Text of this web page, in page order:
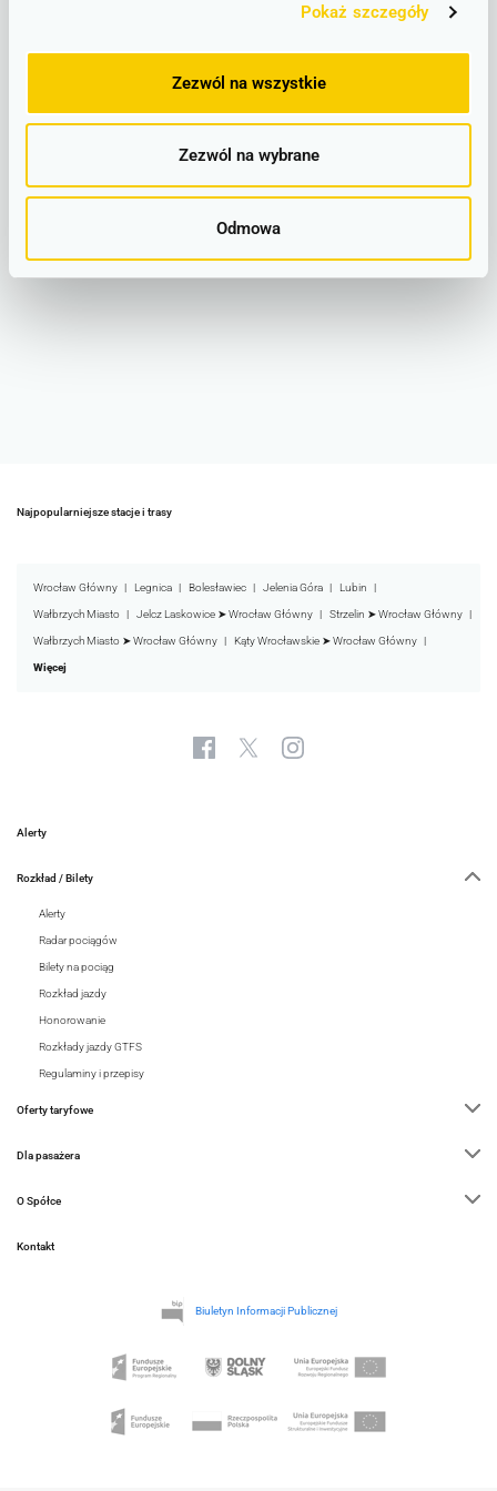
Pokaż szczegóły
Zezwól na wszystkie
Zezwól na wybrane
Odmowa
PKP Mietków - lokalizacja
Najpopularniejsze stacje i trasy
Wrocław Główny Legnica Bolesławiec Jelenia Góra Lubin
Wałbrzych Miasto Jelcz Laskowice ➤ Wrocław Główny Strzelin ➤ Wrocław Główny
Wałbrzych Miasto ➤ Wrocław Główny Kąty Wrocławskie ➤ Wrocław Główny
Więcej
Alerty
Rozkład / Bilety
Alerty
Radar pociągów
Bilety na pociąg
Rozkład jazdy
Honorowanie
Rozkłady jazdy GTFS
Regulaminy i przepisy
Oferty taryfowe
Dla pasażera
O Spółce
Kontakt
Biuletyn Informacji Publicznej